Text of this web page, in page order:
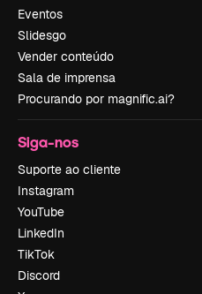
Eventos
Slidesgo
Vender conteúdo
Sala de imprensa
Procurando por magnific.ai?
Siga-nos
Suporte ao cliente
Instagram
YouTube
LinkedIn
TikTok
Discord